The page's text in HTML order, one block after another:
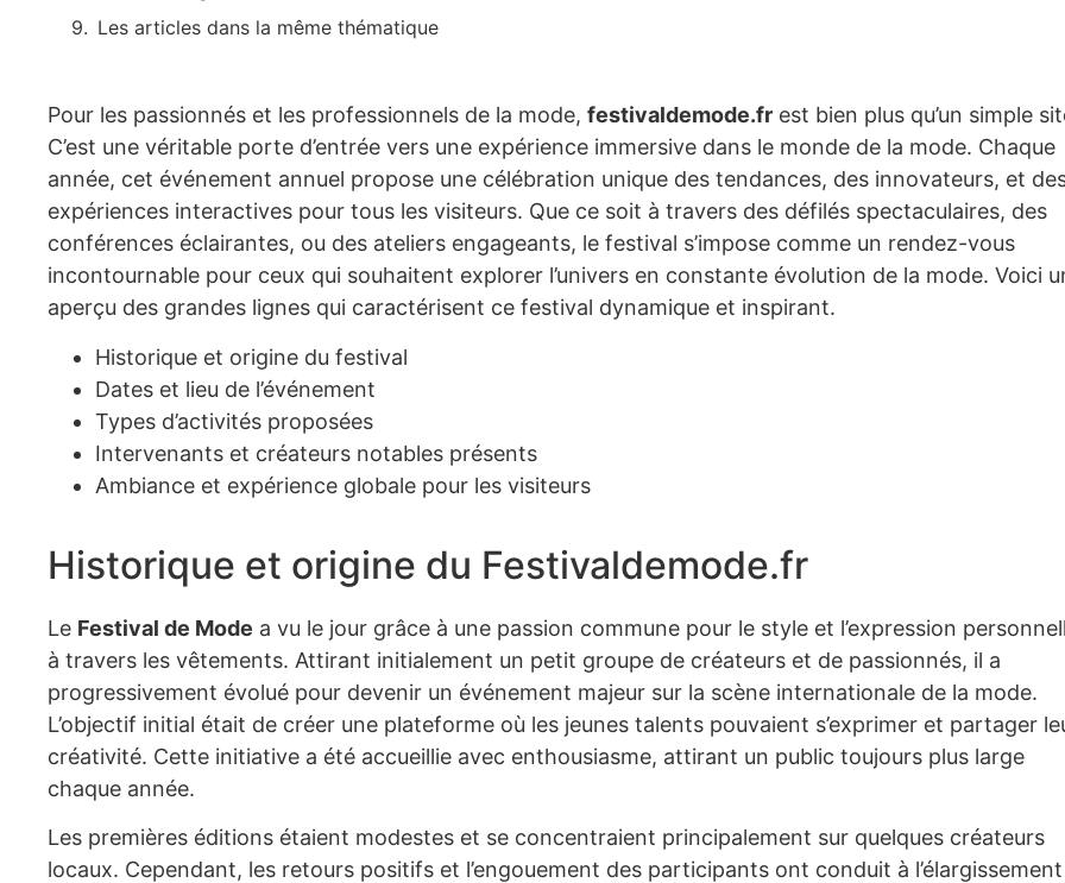
Les articles dans la même thématique
Pour les passionnés et les professionnels de la mode, festivaldemode.fr est bien plus qu’un simple
C’est une véritable porte d’entrée vers une expérience immersive dans le monde de la mode. Chaque
année, cet événement annuel propose une célébration unique des tendances, des innovateurs, et
expériences interactives pour tous les visiteurs. Que ce soit à travers des défilés spectaculaires, des
conférences éclairantes, ou des ateliers engageants, le festival s’impose comme un rendez-vous
incontournable pour ceux qui souhaitent explorer l’univers en constante évolution de la mode. Voici
aperçu des grandes lignes qui caractérisent ce festival dynamique et inspirant.
Historique et origine du festival
Dates et lieu de l’événement
Types d’activités proposées
Intervenants et créateurs notables présents
Ambiance et expérience globale pour les visiteurs
Historique et origine du Festivaldemode.fr
Le Festival de Mode a vu le jour grâce à une passion commune pour le style et l’expression
à travers les vêtements. Attirant initialement un petit groupe de créateurs et de passionnés, il a
progressivement évolué pour devenir un événement majeur sur la scène internationale de la mode.
L’objectif initial était de créer une plateforme où les jeunes talents pouvaient s’exprimer et partager
créativité. Cette initiative a été accueillie avec enthousiasme, attirant un public toujours plus large
chaque année.
Les premières éditions étaient modestes et se concentraient principalement sur quelques créateurs
locaux. Cependant, les retours positifs et l’engouement des participants ont conduit à